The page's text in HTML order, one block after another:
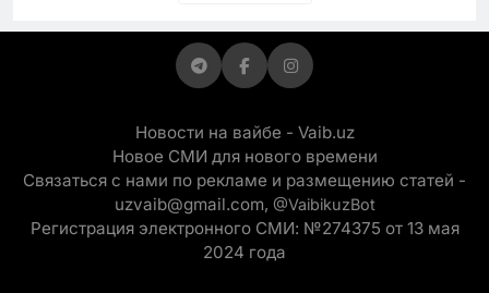
Новости на вайбе - Vaib.uz
Новое СМИ для нового времени
Связаться с нами по рекламе и размещению статей -
uzvaib@gmail.com, @VaibikuzBot
Регистрация электронного СМИ: №274375 от 13 мая
2024 года